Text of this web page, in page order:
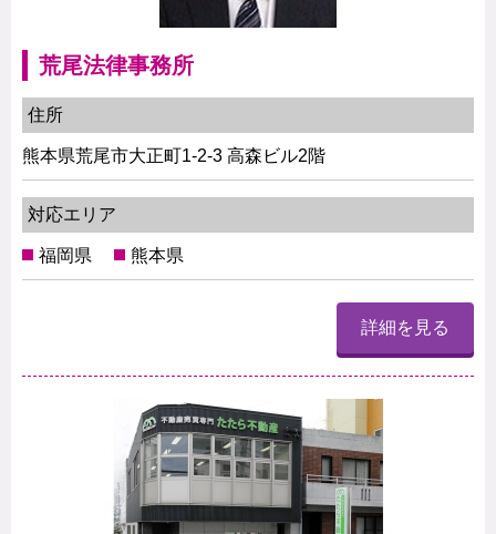
荒尾法律事務所
住所
熊本県荒尾市大正町1-2-3 高森ビル2階
対応エリア
福岡県 熊本県
詳細を見る